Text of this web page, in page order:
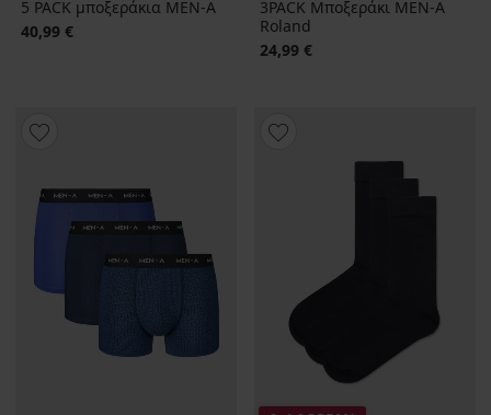
5 PACK μποξεράκια MEN-A
40,99 €
3PACK Μποξεράκι MEN-A
Roland
24,99 €